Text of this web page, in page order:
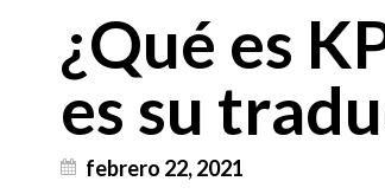
¿Qué es
es su
febrero 22, 2021